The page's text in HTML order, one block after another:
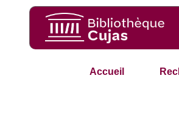
Accueil